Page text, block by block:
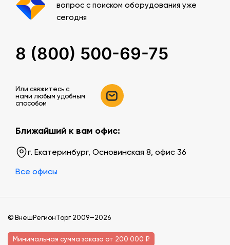
вопрос с поиском оборудования уже
сегодня
8 (800) 500-69-75
Или свяжитесь c
нами любым удобным
способом
Ближайший к вам офис:
г. Екатеринбург, Основинская 8, офис 36
Все офисы
© ВнешРегионТорг 2009—2026
Минимальная сумма заказа от 200 000 ₽